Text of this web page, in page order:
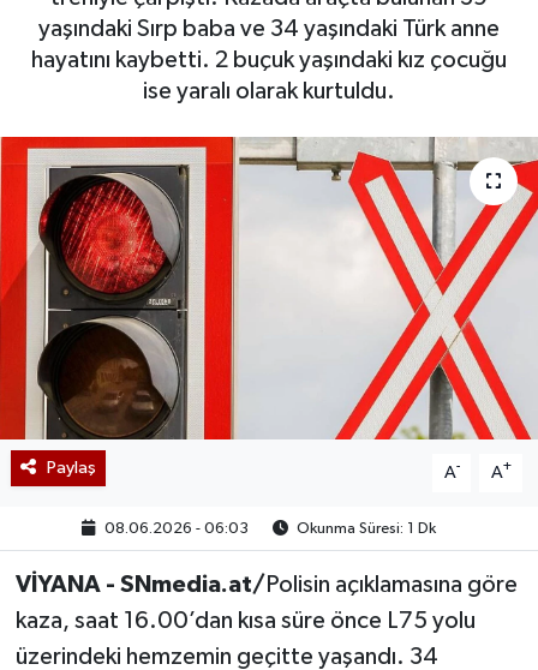
yaşındaki Sırp baba ve 34 yaşındaki Türk anne
hayatını kaybetti. 2 buçuk yaşındaki kız çocuğu
ise yaralı olarak kurtuldu.
Paylaş A- A+
08.06.2026 - 06:03 Okunma Süresi: 1 Dk
VİYANA - SNmedia.at/ Polisin açıklamasına göre
kaza, saat 16.00’dan kısa süre önce L75 yolu
üzerindeki hemzemin geçitte yaşandı. 34